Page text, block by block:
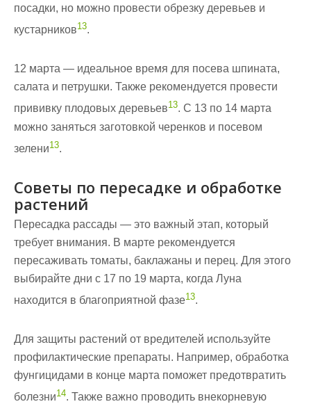
посадки, но можно провести обрезку деревьев и
кустарников13.
12 марта — идеальное время для посева шпината,
салата и петрушки. Также рекомендуется провести
прививку плодовых деревьев13. С 13 по 14 марта
можно заняться заготовкой черенков и посевом
зелени13.
Советы по пересадке и обработке
растений
Пересадка рассады — это важный этап, который
требует внимания. В марте рекомендуется
пересаживать томаты, баклажаны и перец. Для этого
выбирайте дни с 17 по 19 марта, когда Луна
находится в благоприятной фазе13.
Для защиты растений от вредителей используйте
профилактические препараты. Например, обработка
фунгицидами в конце марта поможет предотвратить
болезни14. Также важно проводить внекорневую